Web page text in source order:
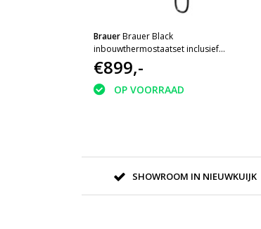
Brauer Brauer Black
inbouwthermostaatset inclusief
baduitloop en 3 standen
handdouche mat zwart
€899,-
OP VOORRAAD
SHOWROOM IN NIEUWKUIJK